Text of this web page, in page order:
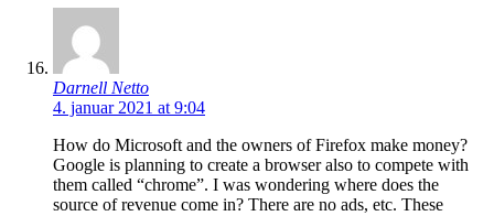
Darnell Netto
4. januar 2021 at 9:04
How do Microsoft and the owners of Firefox make money?
Google is planning to create a browser also to compete with
them called “chrome”. I was wondering where does the
source of revenue come in? There are no ads, etc. These